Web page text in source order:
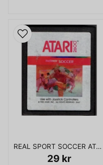
REAL SPORT SOCCER ATARI 2600
29 kr